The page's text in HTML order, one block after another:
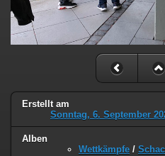
Erstellt am
Sonntag, 6. September
Alben
Wettkämpfe /